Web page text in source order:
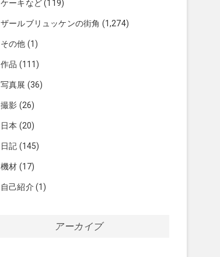
ケーキなど(119)
ザールブリュッケンの街角 (1,274)
その他 (1)
作品 (111)
写真展 (36)
撮影 (26)
日本 (20)
日記 (145)
機材 (17)
自己紹介 (1)
アーカイブ